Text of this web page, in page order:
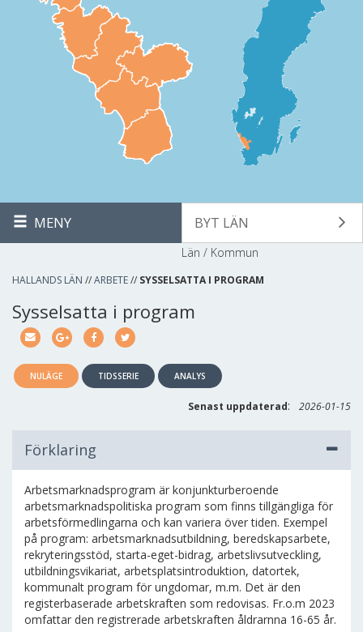
MENY BYT LÄN
Län / Kommun
HALLANDS LÄN //ARBETE// SYSSELSATTA I PROGRAM
Sysselsatta i program
NULÄGE TIDSSERIE ANALYS
Senast uppdaterad: 2026-01-15
Förklaring
Arbetsmarknadsprogram är konjunkturberoende
arbetsmarknadspolitiska program som finns tillgängliga för
arbetsförmedlingarna och kan variera över tiden. Exempel
på program: arbetsmarknadsutbildning, beredskapsarbete,
rekryteringsstöd, starta-eget-bidrag, arbetslivsutveckling,
utbildningsvikariat, arbetsplatsintroduktion, datortek,
kommunalt program för ungdomar, m.m. Det är den
registerbaserade arbetskraften som redovisas. Fr.o.m 2023
omfattar den registrerade arbetskraften åldrarnna 16-65 år.